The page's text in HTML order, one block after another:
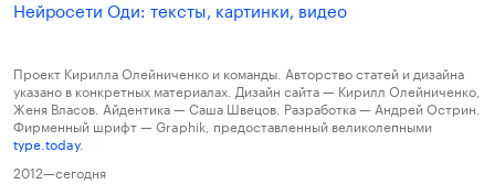
Нейросети Оди: тексты, картинки, видео
Проект Кирилла Олейниченко и команды. Авторство статей и дизайна
указано в конкретных материалах. Дизайн сайта — Кирилл Олейниченко,
Женя Власов. Айдентика — Саша Швецов. Разработка — Андрей Острин.
Фирменный шрифт — Graphik, предоставленный великолепными
type.today.
2012—сегодня